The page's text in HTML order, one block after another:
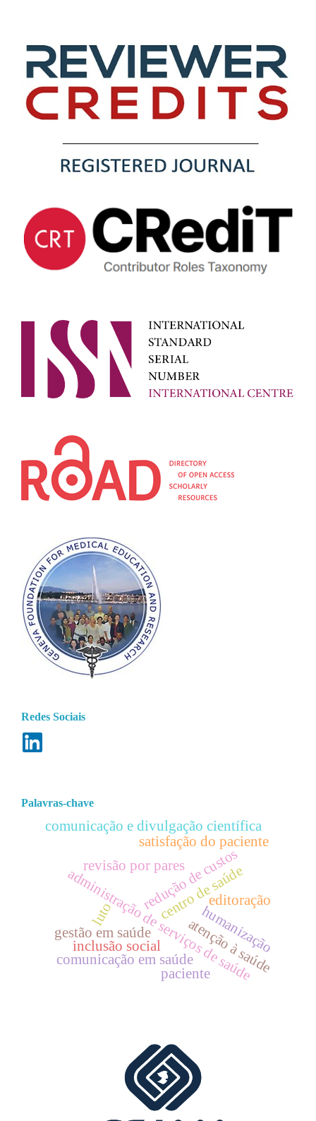
Redes Sociais
Palavras-chave
administração de serviços de saúde
gestão em saúde
redução de custos
satisfação do paciente
centro de saúde
luto humanização
revisão por pares
editoração
comunicação e divulgação científica
atenção à saúde
inclusão social
comunicação em saúde
paciente